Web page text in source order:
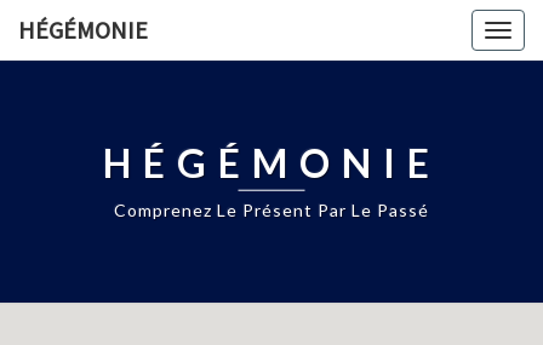
HÉGÉMONIE
HÉGÉMONIE
Comprenez Le Présent Par Le Passé